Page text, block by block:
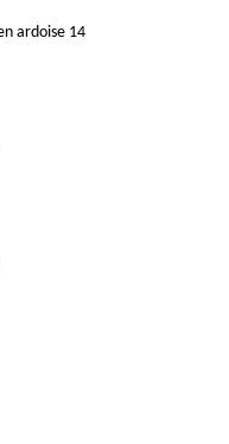
ardoise 14